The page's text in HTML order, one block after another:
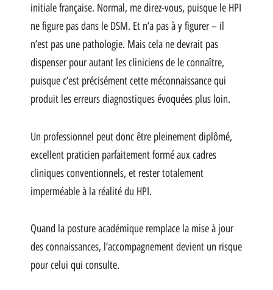
initiale française. Normal, me direz-vous, puisque le HPI
ne figure pas dans le DSM. Et n’a pas à y figurer – il
n’est pas une pathologie. Mais cela ne devrait pas
dispenser pour autant les cliniciens de le connaître,
puisque c’est précisément cette méconnaissance qui
produit les erreurs diagnostiques évoquées plus loin.
Un professionnel peut donc être pleinement diplômé,
excellent praticien parfaitement formé aux cadres
cliniques conventionnels, et rester totalement
imperméable à la réalité du HPI.
Quand la posture académique remplace la mise à jour
des connaissances, l’accompagnement devient un risque
pour celui qui consulte.